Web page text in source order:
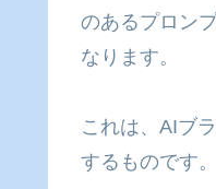
のあるプロン
なります。
これは、AIブ
するものです。